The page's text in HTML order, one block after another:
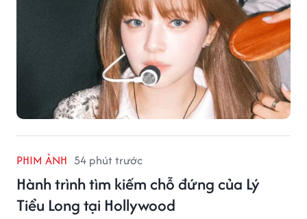
PHIM ẢNH 54 phút trước
Hành trình tìm kiếm chỗ đứng của Lý
Tiểu Long tại Hollywood